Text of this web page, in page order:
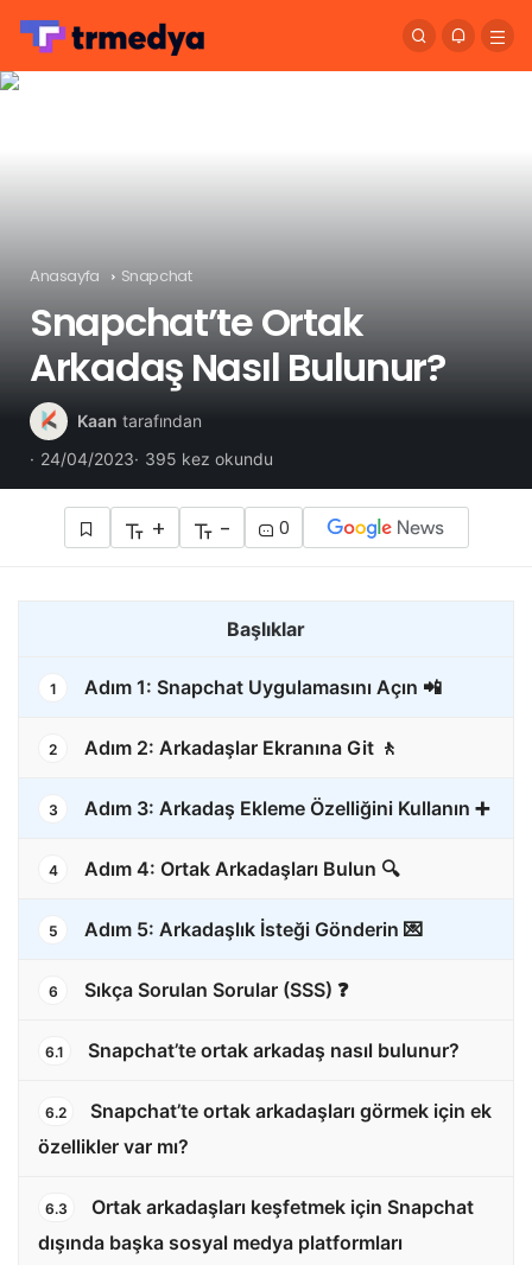
Anasayfa Snapchat
Snapchat’te Ortak
Arkadaş Nasıl Bulunur?
Kaan tarafından
24/04/2023
395 kez okundu
+ - 0
Başlıklar
1 Adım 1: Snapchat Uygulamasını Açın 📲
2 Adım 2: Arkadaşlar Ekranına Git 🚶
3 Adım 3: Arkadaş Ekleme Özelliğini Kullanın ➕
4 Adım 4: Ortak Arkadaşları Bulun 🔍
5 Adım 5: Arkadaşlık İsteği Gönderin 💌
6 Sıkça Sorulan Sorular (SSS) ❓
6.1 Snapchat’te ortak arkadaş nasıl bulunur?
6.2
Snapchat’te ortak arkadaşları görmek için ek
özellikler var mı?
6.3
Ortak arkadaşları keşfetmek için Snapchat
dışında başka sosyal medya platformları